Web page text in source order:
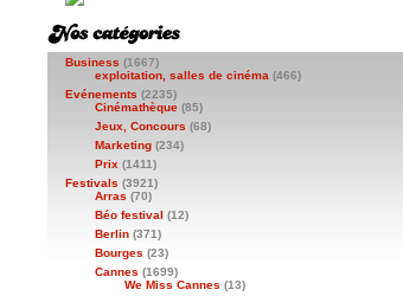
Business (1667)
exploitation, salles de cinéma (466)
Evénements (2235)
Cinémathèque (85)
Jeux, Concours (68)
Marketing (234)
Prix (1411)
Festivals (3921)
Arras (70)
Béo festival (12)
Berlin (371)
Bourges (23)
Cannes (1699)
We Miss Cannes (13)